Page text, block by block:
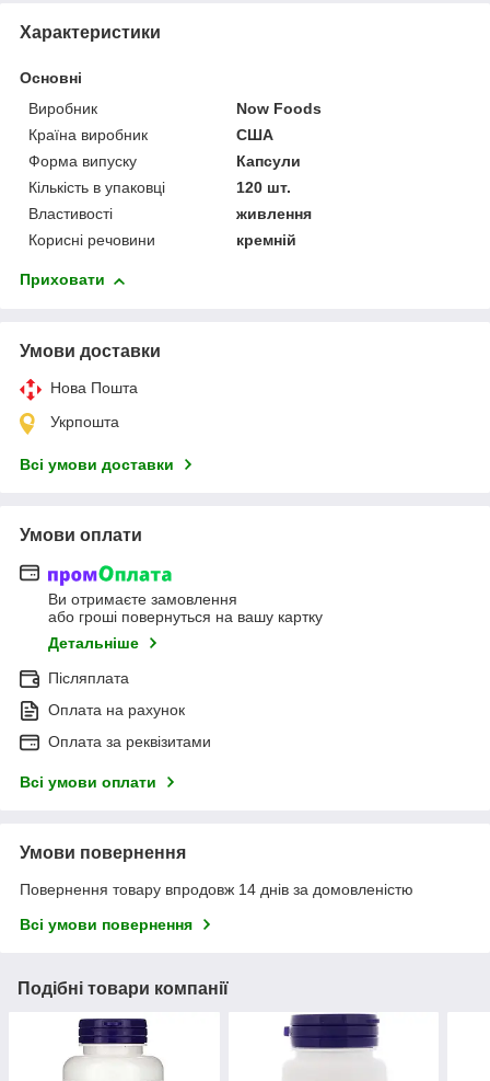
Характеристики
Основні
Виробник
Now Foods
Країна виробник
США
Форма випуску
Капсули
Кількість в упаковці
120 шт.
Властивості
живлення
Корисні речовини
кремній
Приховати
Умови доставки
Нова Пошта
Укрпошта
Всі умови доставки
Умови оплати
Ви отримаєте замовлення
або гроші повернуться на вашу картку
Детальніше
Післяплата
Оплата на рахунок
Оплата за реквізитами
Всі умови оплати
Умови повернення
Повернення товару впродовж 14 днів за домовленістю
Всі умови повернення
Подібні товари компанії